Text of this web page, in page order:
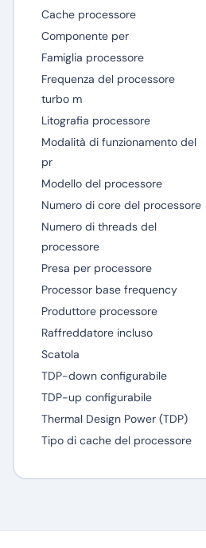
Cache processore
Componente per
Famiglia processore
Frequenza del processore
turbo m
Litografia processore
Modalità di funzionamento del
pr
Modello del processore
Numero di core del processore
Numero di threads del
processore
Presa per processore
Processor base frequency
Produttore processore
Raffreddatore incluso
Scatola
TDP-down configurabile
TDP-up configurabile
Thermal Design Power (TDP)
Tipo di cache del processore